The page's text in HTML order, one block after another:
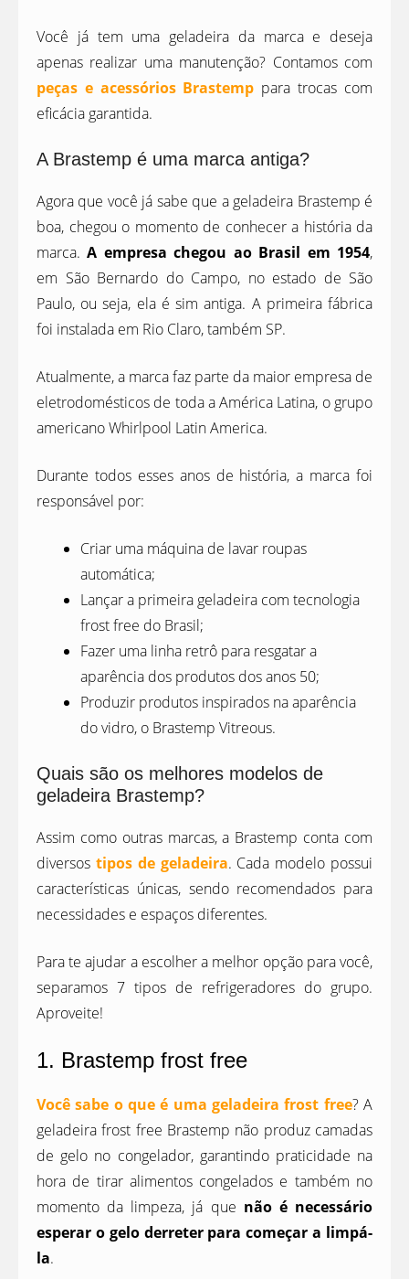
Você já tem uma geladeira da marca e deseja
apenas realizar uma manutenção? Contamos com
peças e acessórios Brastemp para trocas com
eficácia garantida.
A Brastemp é uma marca antiga?
Agora que você já sabe que a geladeira Brastemp é
boa, chegou o momento de conhecer a história da
marca. A empresa chegou ao Brasil em 1954,
em São Bernardo do Campo, no estado de São
Paulo, ou seja, ela é sim antiga. A primeira fábrica
foi instalada em Rio Claro, também SP.
Atualmente, a marca faz parte da maior empresa de
eletrodomésticos de toda a América Latina, o grupo
americano Whirlpool Latin America.
Durante todos esses anos de história, a marca foi
responsável por:
Criar uma máquina de lavar roupas
automática;
Lançar a primeira geladeira com tecnologia
frost free do Brasil;
Fazer uma linha retrô para resgatar a
aparência dos produtos dos anos 50;
Produzir produtos inspirados na aparência
do vidro, o Brastemp Vitreous.
Quais são os melhores modelos de
geladeira Brastemp?
Assim como outras marcas, a Brastemp conta com
diversos tipos de geladeira. Cada modelo possui
características únicas, sendo recomendados para
necessidades e espaços diferentes.
Para te ajudar a escolher a melhor opção para você,
separamos 7 tipos de refrigeradores do grupo.
Aproveite!
1. Brastemp frost free
Você sabe o que é uma geladeira frost free? A
geladeira frost free Brastemp não produz camadas
de gelo no congelador, garantindo praticidade na
hora de tirar alimentos congelados e também no
momento da limpeza, já que não é necessário
esperar o gelo derreter para começar a limpá-
la.